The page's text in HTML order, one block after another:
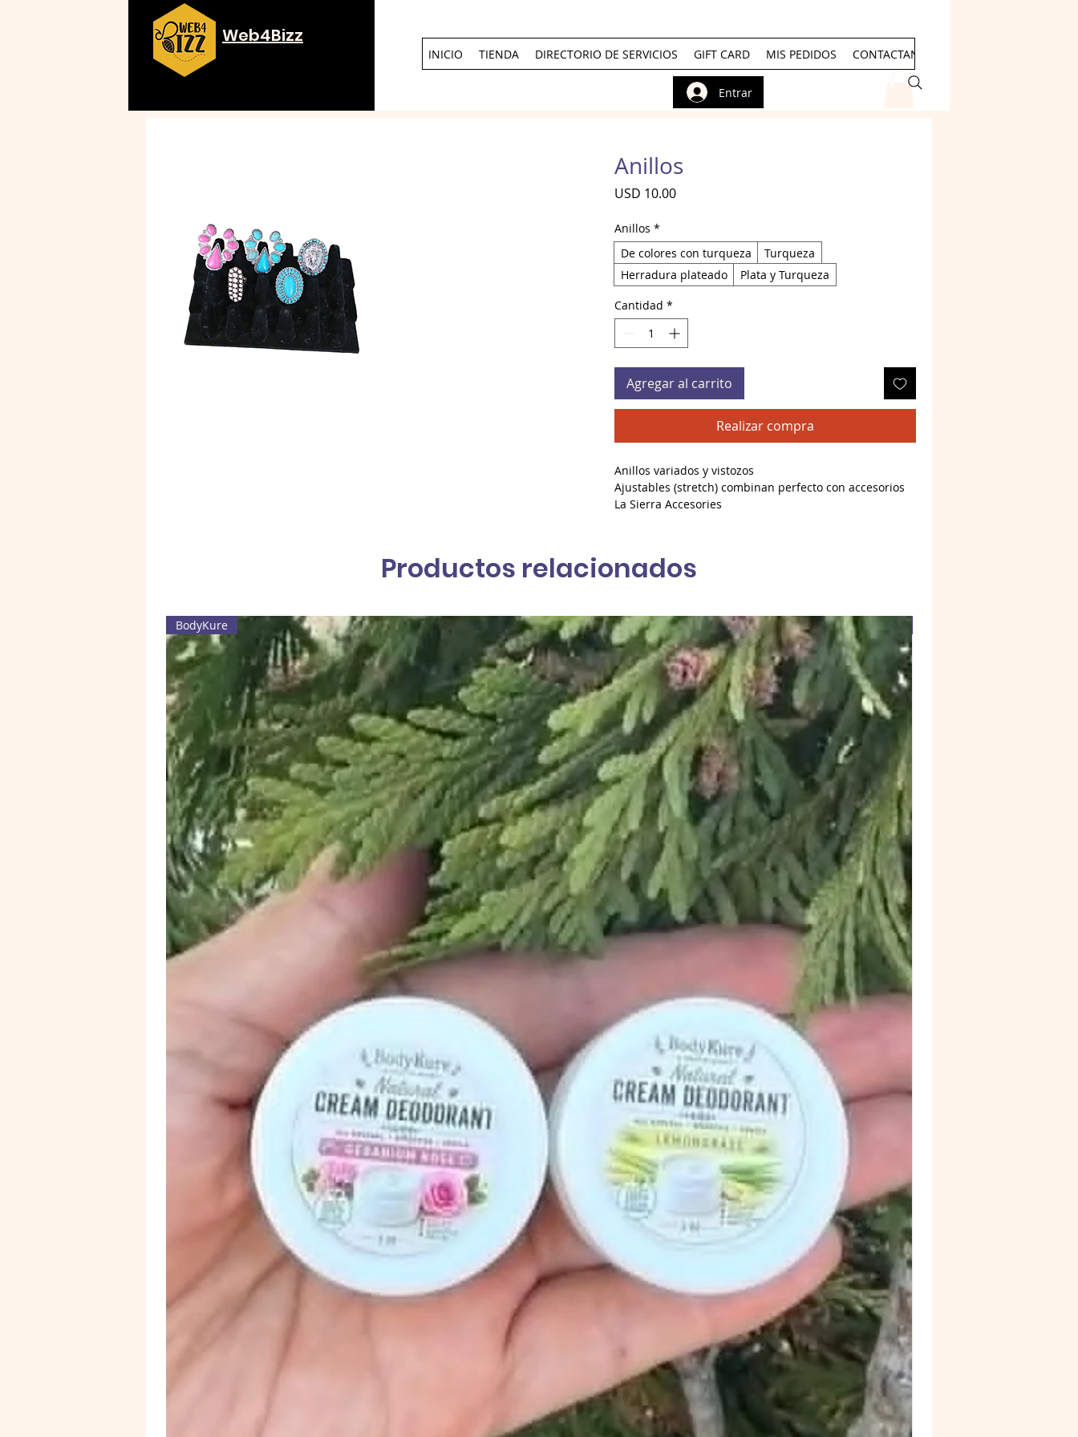
Web4Bizz
INICIO TIENDA DIRECTORIO DE SERVICIOS GIFT CARD MIS PEDIDOS CONTACTANOS
Entrar
Anillos
USD 10.00Precio
Anillos *
De colores con turqueza
Turqueza
Herradura plateado
Plata y Turqueza
Cantidad *
Agregar al carrito
Realizar compra
Anillos variados y vistozos
Ajustables (stretch) combinan perfecto con accesorios
La Sierra Accesories
Productos relacionados
BodyKure